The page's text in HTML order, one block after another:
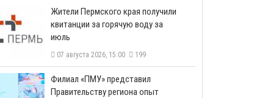
​Жители Пермского края получили
квитанции за горячую воду за
июль
07 августа 2026, 15:00 199
​Филиал «ПМУ» представил
Правительству региона опыт